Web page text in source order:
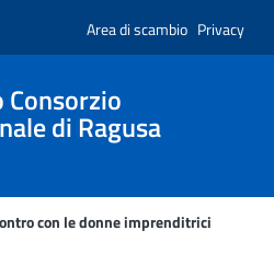
Area di scambio Privacy
Consorzio
di Ragusa
con le donne imprenditrici